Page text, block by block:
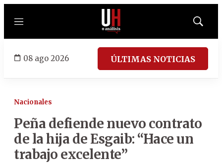
Menú
Mostrar
08 ago 2026 ÚLTIMAS NOTICIAS
Nacionales
Peña defiende nuevo contrato
de la hija de Esgaib: “Hace un
trabajo excelente”